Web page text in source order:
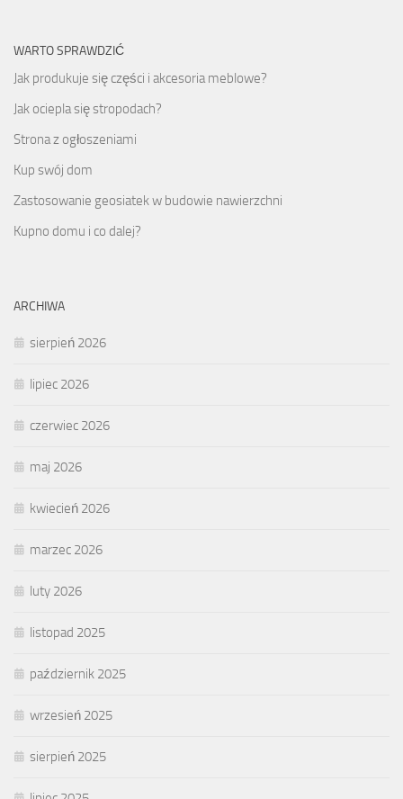
WARTO SPRAWDZIĆ
Jak produkuje się części i akcesoria meblowe?
Jak ociepla się stropodach?
Strona z ogłoszeniami
Kup swój dom
Zastosowanie geosiatek w budowie nawierzchni
Kupno domu i co dalej?
ARCHIWA
sierpień 2026
lipiec 2026
czerwiec 2026
maj 2026
kwiecień 2026
marzec 2026
luty 2026
listopad 2025
październik 2025
wrzesień 2025
sierpień 2025